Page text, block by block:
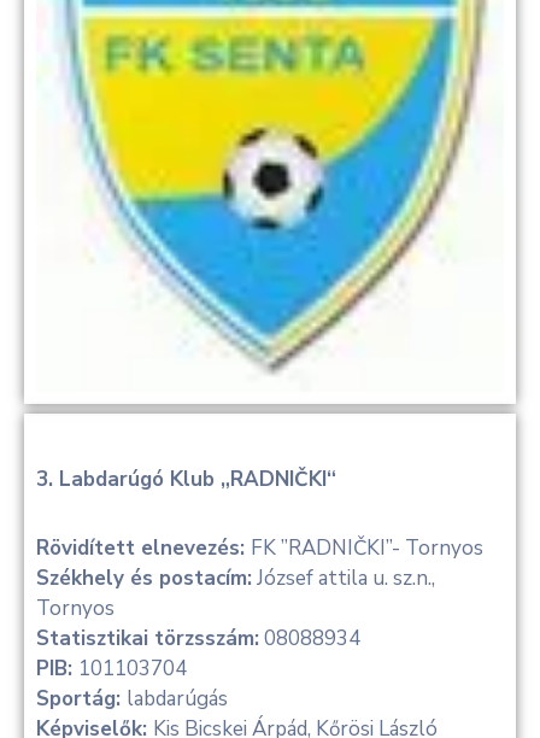
3. Labdarúgó Klub „RADNIČKI“
Rövidített elnevezés: FK ”RADNIČKI”- Tornyos
Székhely és postacím: József attila u. sz.n.,
Tornyos
Statisztikai törzsszám: 08088934
PIB: 101103704
Sportág: labdarúgás
Képviselők: Kis Bicskei Árpád, Kőrösi László